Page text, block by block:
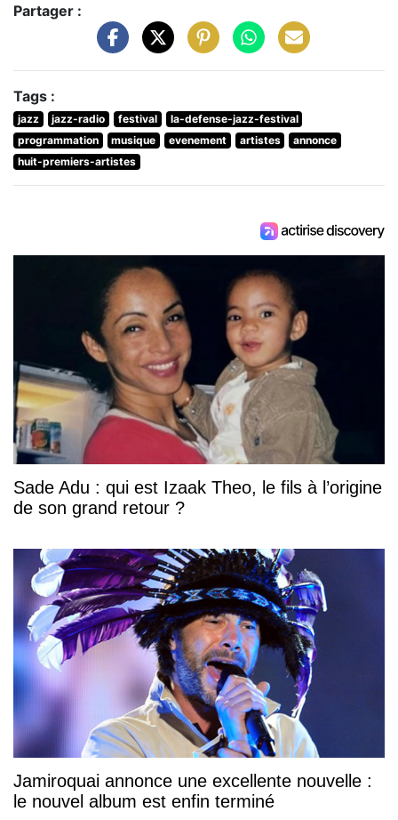
Partager :
Tags :
jazz jazz-radio festival
la-defense-jazz-festival
programmation
musique evenement artistes
annonce
huit-premiers-artistes
Sade Adu : qui est Izaak Theo, le fils à l’origine
de son grand retour ?
Jamiroquai annonce une excellente nouvelle :
le nouvel album est enfin terminé